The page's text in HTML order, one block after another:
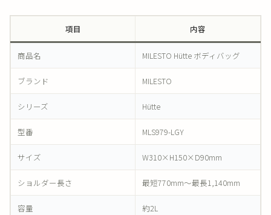
項目 内容
商品名 MILESTO Hütte ボディバッグ
ブランド MILESTO
シリーズ Hütte
型番 MLS979-LGY
サイズ W310×H150×D90mm
ショルダー長さ 最短770mm～最長1,140mm
容量 約2L